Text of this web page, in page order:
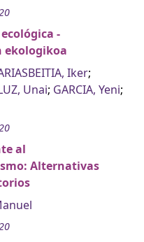
-
Iker;
Unai; GARCIA, Yeni;
al
Alternativas